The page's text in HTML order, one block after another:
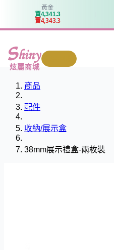
黃金
買4,341.3
賣4,343.3
炫麗商城
商品
配件
收納/展示盒
38mm展示禮盒-兩枚裝